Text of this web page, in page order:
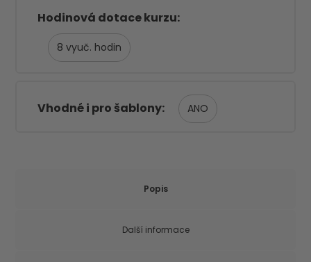
Hodinová dotace kurzu
8
Vhodné i pro šablony ANO
Popis
Další informace